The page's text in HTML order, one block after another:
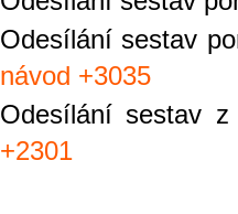
Odesílání sestav
návod +3035
Odesílání sestav
+2301